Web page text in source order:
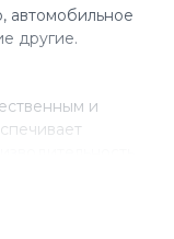
автомобильное
другие.
и
чем